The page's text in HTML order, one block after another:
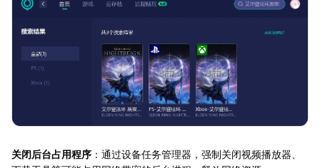
关闭后台占用程序 ：通过设备任务管理器，强制关闭视频播放器、